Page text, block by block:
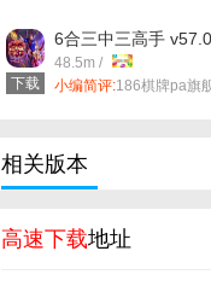
下载
6合三中三高手
安卓版
48.5m /
小编简评:186棋牌pa旗
整合答案，为你提供更清
更可信、更全面的内容，
家一样为你答疑解惑。！
相关版本
高速下载地址